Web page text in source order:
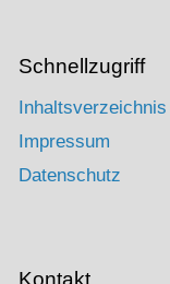
Schnellzugriff
Inhaltsverzeichnis
Impressum
Datenschutz
Kontakt